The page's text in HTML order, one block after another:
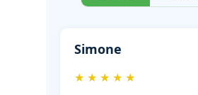
Simone
★ ★ ★ ★ ★